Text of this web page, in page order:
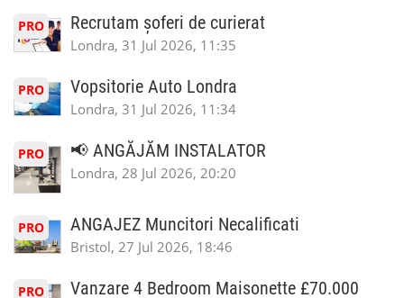
PRO Recrutam șoferi de curierat
Londra, 31 Jul 2026, 11:35
PRO Vopsitorie Auto Londra
Londra, 31 Jul 2026, 11:34
PRO 📢 ANGĂJĂM INSTALATOR
Londra, 28 Jul 2026, 20:20
PRO ANGAJEZ Muncitori Necalificati
Bristol, 27 Jul 2026, 18:46
PRO Vanzare 4 Bedroom Maisonette £70.000